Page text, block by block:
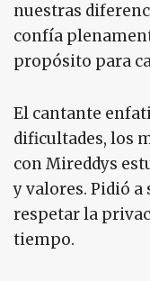
nuestras
confía
propósito para
El cantante
dificultades, los
con Mireddys
y valores. Pidió a
respetar la
tiempo.